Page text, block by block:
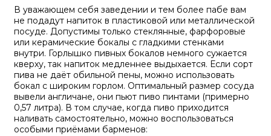
В уважающем себя заведении и тем более пабе вам
не подадут напиток в пластиковой или металлической
посуде. Допустимы только стеклянные, фарфоровые
или керамические бокалы с гладкими стенками
внутри. Горлышко пивных бокалов немного сужается
кверху, так напиток медленнее выдыхается. Если сорт
пива не даёт обильной пены, можно использовать
бокал с широким горлом. Оптимальный размер сосуда
вывели англичане, они пьют пиво пинтами (примерно
0,57 литра). В том случае, когда пиво приходится
наливать самостоятельно, можно воспользоваться
особыми приёмами барменов: